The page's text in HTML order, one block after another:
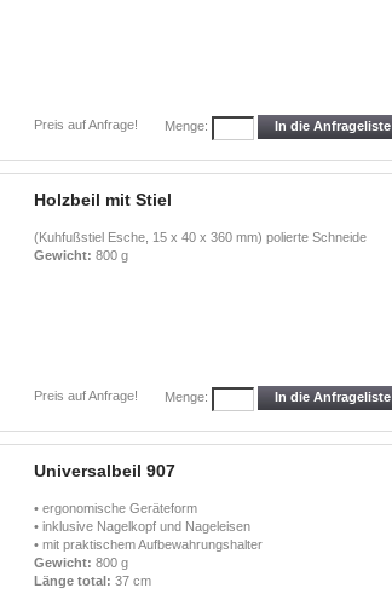
Preis auf Anfrage! Menge: In die Anfrageliste
Holzbeil mit Stiel
(Kuhfußstiel Esche, 15 x 40 x 360 mm) polierte Schneide
Gewicht: 800 g
Preis auf Anfrage! Menge: In die Anfrageliste
Universalbeil 907
• ergonomische Geräteform
• inklusive Nagelkopf und Nageleisen
• mit praktischem Aufbewahrungshalter
Gewicht: 800 g
Länge total: 37 cm